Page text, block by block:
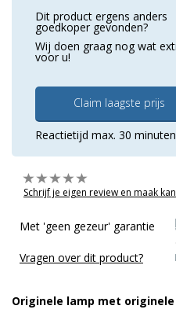
Dit product ergens anders
goedkoper gevonden?
Wij doen graag nog wat
voor u!
Claim laagste prijs
Reactietijd max. 30 minuten
Schrijf je eigen review en maak
Met 'geen gezeur' garantie
Vragen over dit product?
Originele lamp met